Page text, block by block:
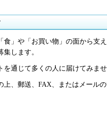
食」や「お買い物」の面から支
します。
通じて多くの人に届けてみま
、郵送、FAX、またはメール